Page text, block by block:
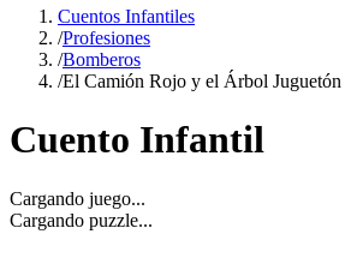
Cuentos Infantiles
/Profesiones
/Bomberos
/El Camión Rojo y el Árbol Juguetón
Cuento Infantil
Cargando juego...
Cargando puzzle...